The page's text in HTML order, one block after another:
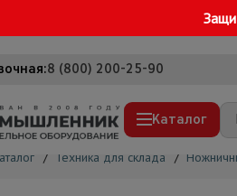
8 (800) 200-25-90
Каталог
/ Техника для склада /